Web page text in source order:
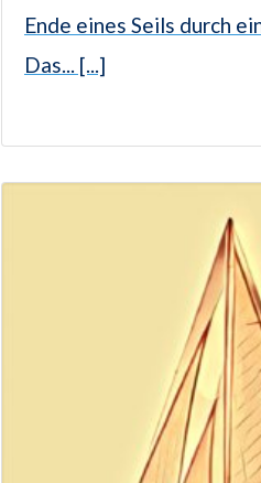
Ende eines Seils durch
Das... [...]